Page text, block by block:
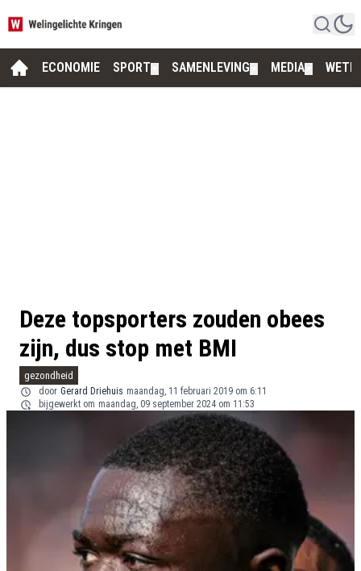
ECONOMIE SPORT SAMENLEVING MEDIA
Deze topsporters zouden obees
zijn, dus stop met BMI
gezondheid
door Gerard Driehuis maandag, 11 februari 2019 om 6:11
bijgewerkt om maandag, 09 september 2024 om 11:53